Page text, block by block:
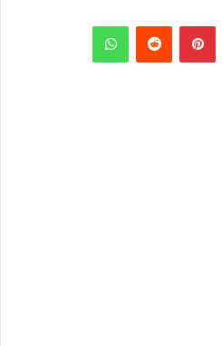
بينتيريست واتساب